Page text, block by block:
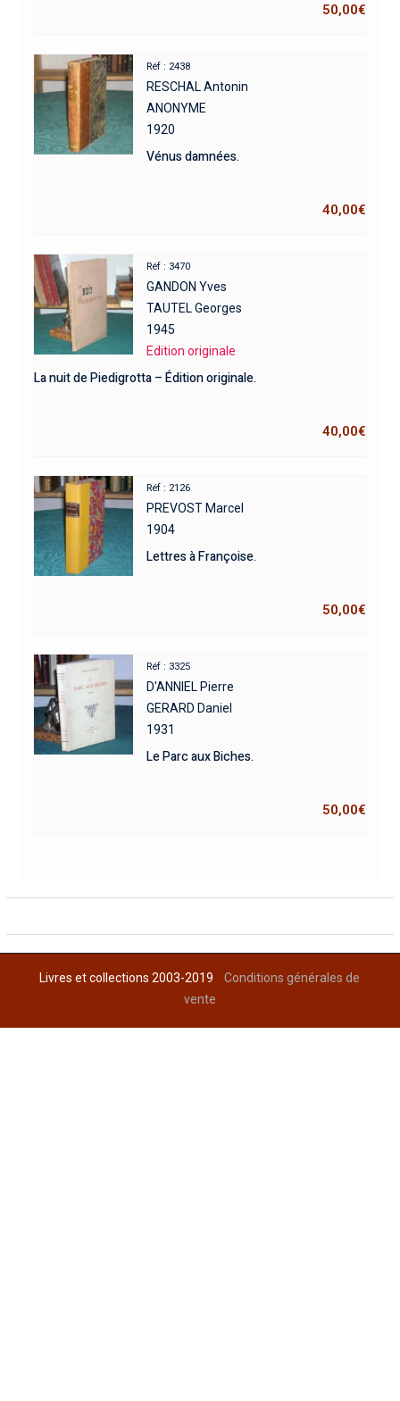
50,00€
Réf : 2438
RESCHAL Antonin
ANONYME
1920
Vénus damnées.
40,00€
Réf : 3470
GANDON Yves
TAUTEL Georges
1945
Edition originale
La nuit de Piedigrotta – Édition originale.
40,00€
Réf : 2126
PREVOST Marcel
1904
Lettres à Françoise.
50,00€
Réf : 3325
D'ANNIEL Pierre
GERARD Daniel
1931
Le Parc aux Biches.
50,00€
Livres et collections 2003-2019Conditions générales de
vente